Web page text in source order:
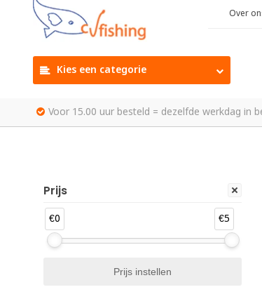
Over
Kies een categorie
Voor 15.00 uur besteld = dezelfde werkdag in
Prijs
€0 €5